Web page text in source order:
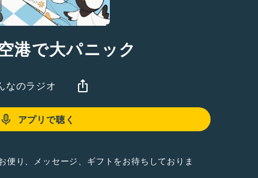
港で大パニック
なのラジオ
アプリで聴く
便り、メッセージ、ギフトをお待ちしておりま